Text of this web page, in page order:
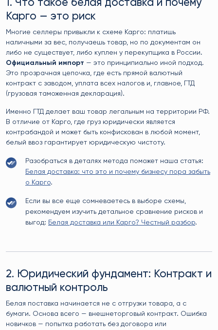
1. Что такое белая доставка и почему
Карго — это риск
Многие селлеры привыкли к схеме Карго: платишь
наличными за вес, получаешь товар, но по документам он
либо не существует, либо куплен у перекупщика в России.
Официальный импорт — это принципиально иной подход.
Это прозрачная цепочка, где есть прямой валютный
контракт с заводом, уплата всех налогов и, главное, ГТД
(грузовая таможенная декларация).
Именно ГТД делает ваш товар легальным на территории РФ.
В отличие от Карго, где груз юридически является
контрабандой и может быть конфискован в любой момент,
белый ввоз гарантирует юридическую чистоту.
Разобраться в деталях метода поможет наша статья:
Белая доставка: что это и почему бизнесу пора забыть
о Карго.
Если вы все еще сомневаетесь в выборе схемы,
рекомендуем изучить детальное сравнение рисков и
выгод: Белая доставка или Карго? Честный разбор.
2. Юридический фундамент: Контракт и
валютный контроль
Белая поставка начинается не с отгрузки товара, а с
бумаги. Основа всего — внешнеторговый контракт. Ошибка
новичков — попытка работать без договора или